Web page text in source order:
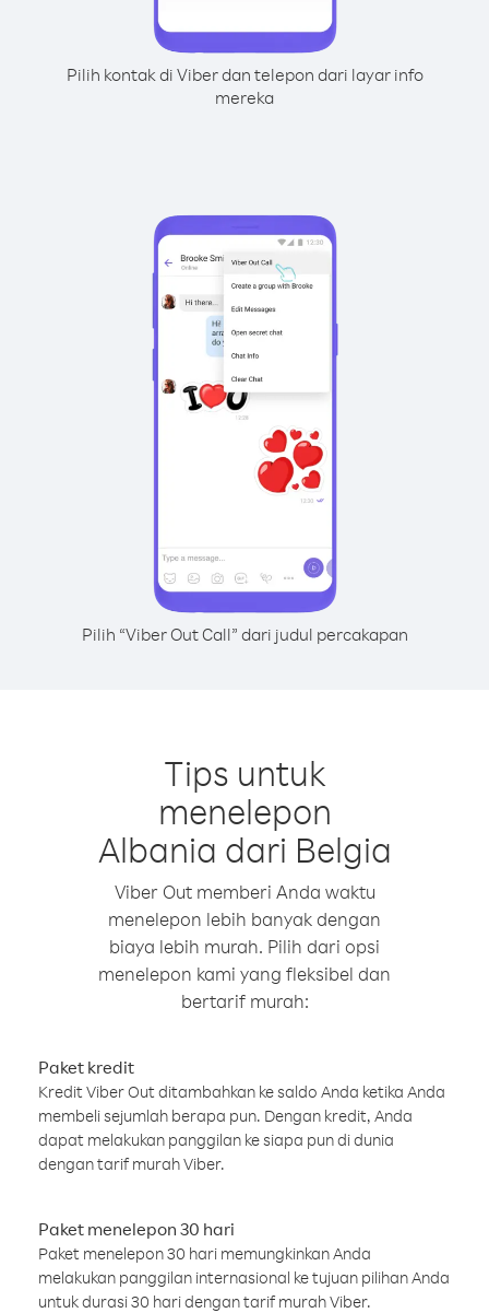
Pilih kontak di Viber dan telepon dari layar info
mereka
Pilih “Viber Out Call” dari judul percakapan
Tips untuk
menelepon
Albania dari Belgia
Viber Out memberi Anda waktu
menelepon lebih banyak dengan
biaya lebih murah. Pilih dari opsi
menelepon kami yang fleksibel dan
bertarif murah:
Paket kredit
Kredit Viber Out ditambahkan ke saldo Anda ketika Anda
membeli sejumlah berapa pun. Dengan kredit, Anda
dapat melakukan panggilan ke siapa pun di dunia
dengan tarif murah Viber.
Paket menelepon 30 hari
Paket menelepon 30 hari memungkinkan Anda
melakukan panggilan internasional ke tujuan pilihan Anda
untuk durasi 30 hari dengan tarif murah Viber.